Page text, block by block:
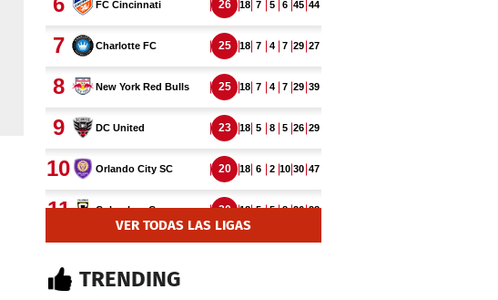
VER TODAS LAS LIGAS
TRENDING